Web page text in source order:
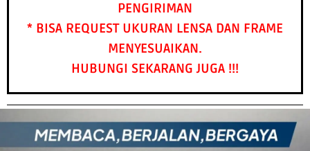
PENGIRIMAN
* BISA REQUEST UKURAN LENSA DAN FRAME
MENYESUAIKAN.
HUBUNGI SEKARANG JUGA !!!